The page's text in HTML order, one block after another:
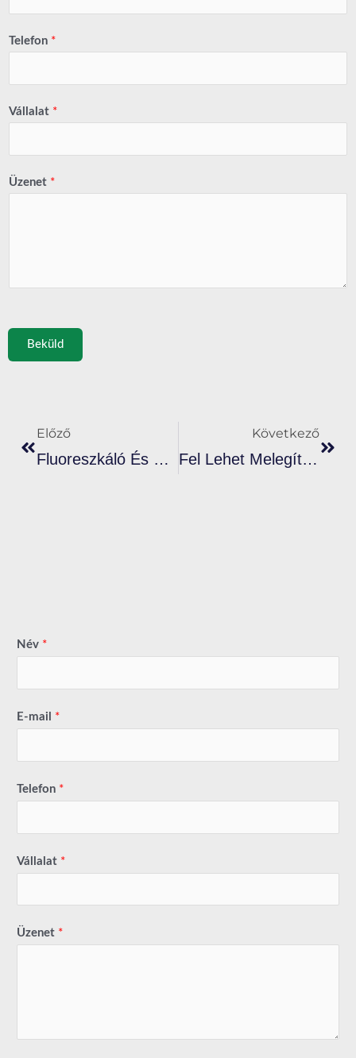
Telefon *
Vállalat *
Üzenet *
Beküld
Előző
Fluoreszkáló És Plasztiszol Festékek Elsajátítása Élénk Nyomatokhoz
Következő
Fel Lehet Melegíteni A Fehér Plasztiszol Festéket Szitanyomáshoz?
Név *
E-mail *
Telefon *
Vállalat *
Üzenet *